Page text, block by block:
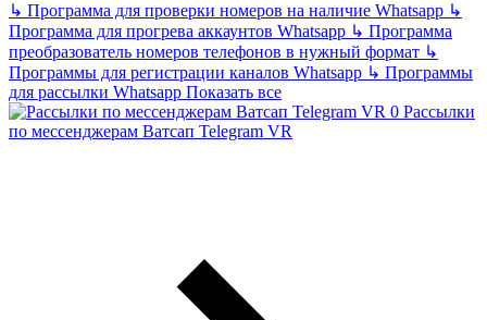
↳ Программа для проверки номеров на наличие Whatsapp ↳
Программа для прогрева аккаунтов Whatsapp ↳ Программа
преобразователь номеров телефонов в нужный формат ↳
Программы для регистрации каналов Whatsapp ↳ Программы
для рассылки Whatsapp Показать все
Рассылки
по мессенджерам Ватсап Telegram VR